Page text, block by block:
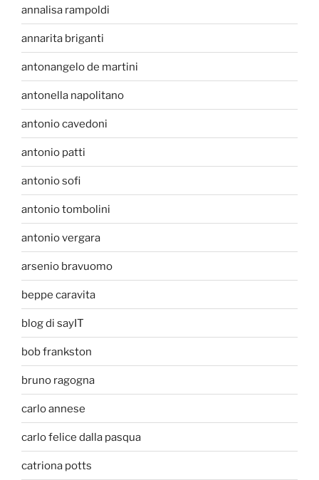
annalisa rampoldi
annarita briganti
antonangelo de martini
antonella napolitano
antonio cavedoni
antonio patti
antonio sofi
antonio tombolini
antonio vergara
arsenio bravuomo
beppe caravita
blog di sayIT
bob frankston
bruno ragogna
carlo annese
carlo felice dalla pasqua
catriona potts